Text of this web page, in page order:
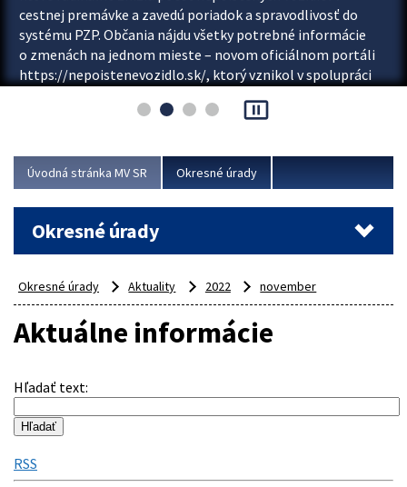
cestnej premávke a zavedú poriadok a spravodlivosť do
systému PZP. Občania nájdu všetky potrebné informácie
o zmenách na jednom mieste – novom oficiálnom portáli
https://nepoistenevozidlo.sk/, ktorý vznikol v spolupráci
asociácie poisťovní (SLASPO) a Ministerstva vnútra SR.
Viac
pause_presentation
Úvodná stránka MV SR Okresné úrady
Okresné úrady
Okresné úrady Aktuality 2022 november
Aktuálne informácie
Hľadať text:
RSS